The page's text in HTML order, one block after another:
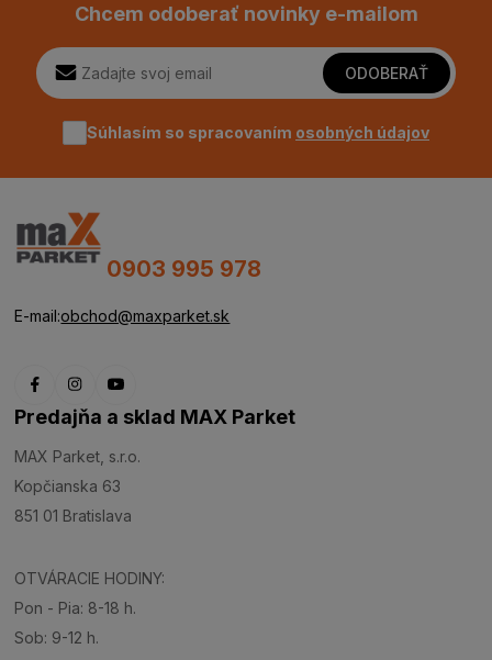
Chcem odoberať novinky e-mailom
ODOBERAŤ
Súhlasím so spracovaním osobných údajov
0903 995 978
E-mail:obchod@maxparket.sk
Predajňa a sklad MAX Parket
MAX Parket, s.r.o.
Kopčianska 63
851 01 Bratislava
OTVÁRACIE HODINY:
Pon - Pia: 8-18 h.
Sob: 9-12 h.